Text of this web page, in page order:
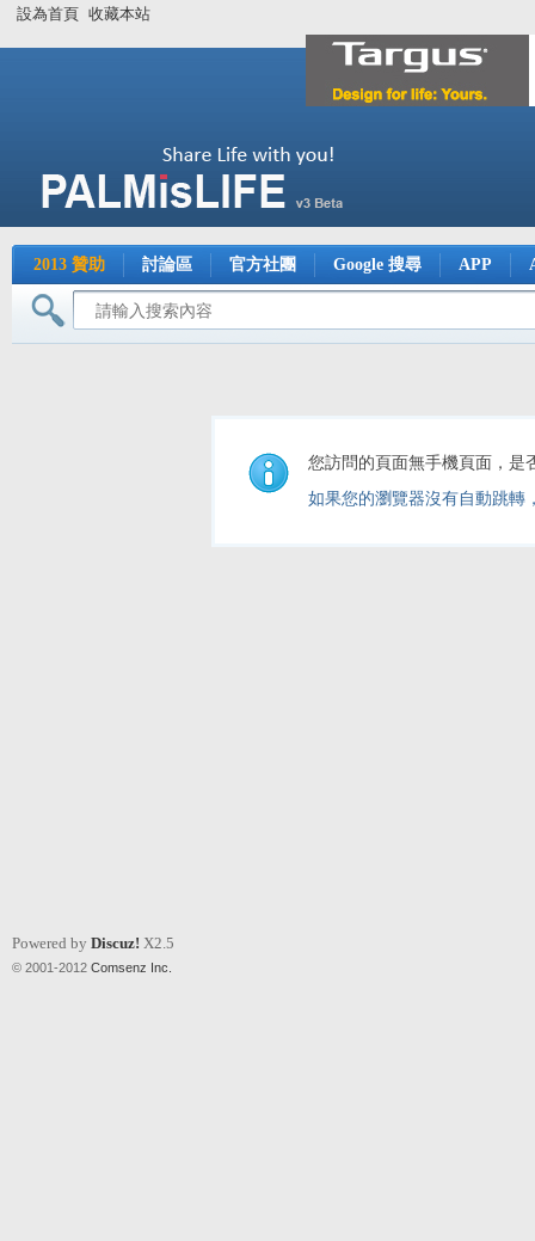
設為首頁 收藏本站
2013 贊助 討論區 官方社團 Google 搜尋 APP
您訪問的頁面無手機頁面，是
如果您的瀏覽器沒有自動跳轉
Powered by Discuz! X2.5
© 2001-2012 Comsenz Inc.